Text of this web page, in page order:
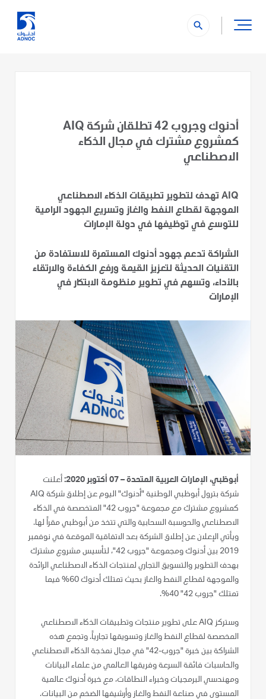
search
أدنوك وجروب 42 تطلقان شركة AIQ
كمشروع مشترك في مجال الذكاء
الاصطناعي
AIQ تهدف لتطوير تطبيقات الذكاء الاصطناعي
الموجهة لقطاع النفط والغاز وتسريع الجهود الرامية
للتوسع في توظيفها في دولة الإمارات
الشراكة تدعم جهود أدنوك المستمرة للاستفادة من
التقنيات الحديثة لتعزيز القيمة ورفع الكفاءة والارتقاء
بالأداء، وتسهم في تطوير منظومة الابتكار في
الإمارات
أبوظبي، الإمارات العربية المتحدة – 07 أكتوبر 2020:
أعلنت
شركة بترول أبوظبي الوطنية "أدنوك" اليوم عن إطلاق شركة AIQ
كمشروع مشترك مع مجموعة "جروب 42" المتخصصة في الذكاء
الاصطناعي والحوسبة السحابية والتي تتخذ من أبوظبي مقراً لها.
ويأتي الإعلان عن إطلاق الشركة بعد الاتفاقية الموقعة في نوفمبر
2019 بين أدنوك ومجموعة "جروب 42"، لتأسيس مشروع مشترك
بهدف التطوير والتسويق التجاري لمنتجات الذكاء الاصطناعي الرائدة
والموجهة لقطاع النفط والغاز بحيث تمتلك أدنوك 60% فيما
تمتلك "جروب 42" 40%.
وستركز AIQ على تطوير منتجات وتطبيقات الذكاء الاصطناعي
المخصصة لقطاع النفط والغاز وتسويقها تجارياً. وتجمع هذه
الشراكة بين خبرة "جروب-42" في مجال نمذجة الذكاء الاصطناعي
والحاسبات فائقة السرعة وفريقها العالمي من علماء البيانات
ومهندسي البرمجيات وخبراء النطاقات، مع خبرة أدنوك عالمية
المستوى في صناعة النفط والغاز وأرشيفها الضخم من البيانات.